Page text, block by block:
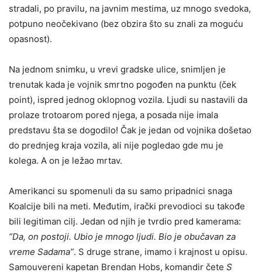
stradali, po pravilu, na javnim mestima, uz mnogo svedoka,
potpuno neočekivano (bez obzira što su znali za moguću
opasnost).
Na jednom snimku, u vrevi gradske ulice, snimljen je
trenutak kada je vojnik smrtno pogođen na punktu (ček
point), ispred jednog oklopnog vozila. Ljudi su nastavili da
prolaze trotoarom pored njega, a posada nije imala
predstavu šta se dogodilo! Čak je jedan od vojnika došetao
do prednjeg kraja vozila, ali nije pogledao gde mu je
kolega. A on je ležao mrtav.
Amerikanci su spomenuli da su samo pripadnici snaga
Koalcije bili na meti. Međutim, irački prevodioci su takođe
bili legitiman cilj. Jedan od njih je tvrdio pred kamerama:
”Da, on postoji. Ubio je mnogo ljudi. Bio je obučavan za
vreme Sadama”. S druge strane, imamo i krajnost u opisu.
Samouvereni kapetan Brendan Hobs, komandir čete S